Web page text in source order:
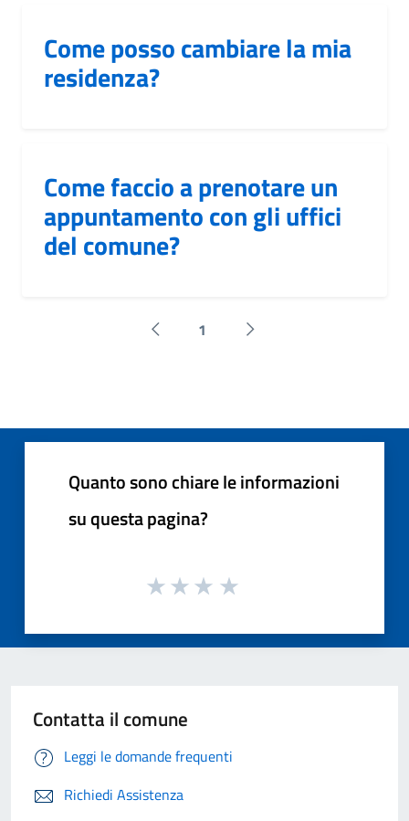
Come posso cambiare la mia
residenza?
Come faccio a prenotare un
appuntamento con gli uffici
del comune?
Pagina precedente
1 Successiva »
Quanto sono chiare le informazioni
su questa pagina?
Contatta il comune
Leggi le domande frequenti
Richiedi Assistenza